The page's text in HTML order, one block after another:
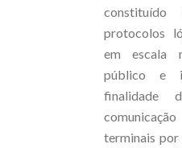
protocolos
em escala
público e
finalidade
terminais